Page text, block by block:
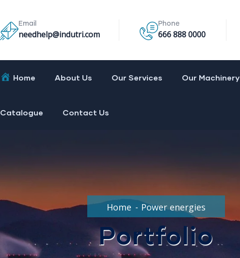
Email
needhelp@indutri.com
Phone
666 888 0000
Home About Us Our Services Our Machinery
Catalogue Contact Us
Home Power energies
Portfolio